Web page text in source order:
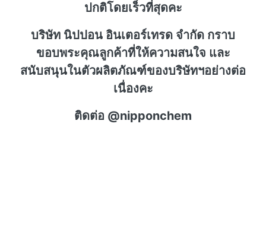
ปกติโดยเร็วที่สุดคะ
บริษัท นิปปอน อินเตอร์เทรด จำกัด กราบ
ขอบพระคุณลูกค้าที่ให้ความสนใจ และ
สนับสนุนในตัวผลิตภัณฑ์ของบริษัทฯอย่างต่อ
เนื่องคะ
ติดต่อ @nipponchem